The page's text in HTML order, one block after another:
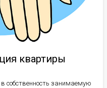
квартиры
собственность занимаемую